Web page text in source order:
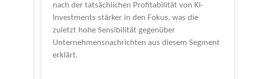
nach der tatsächlichen Profitabilität von KI-
Investments stärker in den Fokus, was die
zuletzt hohe Sensibilität gegenüber
Unternehmensnachrichten aus diesem Segment
erklärt.